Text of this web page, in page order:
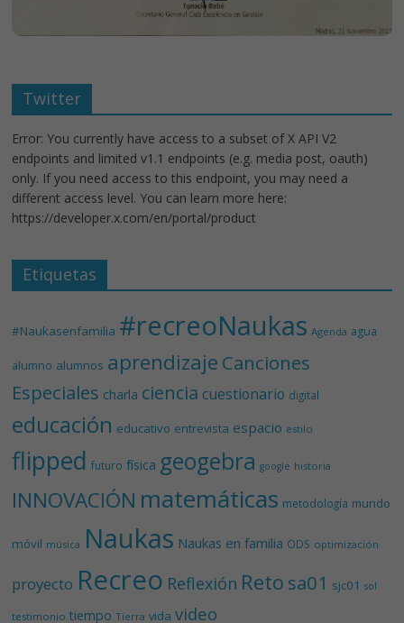
Twitter
Error: You currently have access to a subset of X API V2
endpoints and limited v1.1 endpoints (e.g. media post, oauth)
only. If you need access to this endpoint, you may need a
different access level. You can learn more here:
https://developer.x.com/en/portal/product
Etiquetas
#Naukasenfamilia #recreoNaukas Agenda agua
alumno alumnos aprendizaje Canciones
Especiales charla ciencia cuestionario digital
educación educativo entrevista espacio estilo
flipped futuro física geogebra google historia
INNOVACIÓN matemáticas metodología mundo
móvil música Naukas Naukas en familia ODS optimización
proyecto Recreo Reflexión Reto sa01 sjc01 sol
testimonio tiempo Tierra vida video